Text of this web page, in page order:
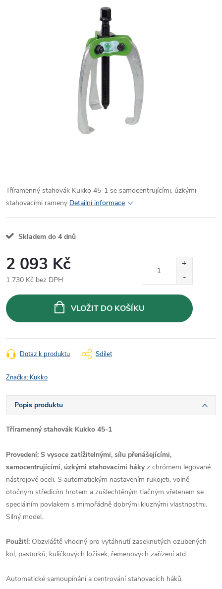
Tříramenný stahovák Kukko 45-1 se samocentrujícími, úzkými
stahovacími rameny Detailní informace
Skladem do 4 dnů
2 093 Kč
1 730 Kč bez DPH
cena:
VLOŽIT DO KOŠÍKU
Dotaz k produktu Sdílet
Značka: Kukko
Popis produktu
Tříramenný stahovák Kukko 45-1
Provedení: S vysoce zatížitelnými, sílu přenášejícími,
samocentrujícími, úzkými stahovacími hákyz chrómem legované
nástrojové oceli. S automatickým nastavením rukojeti, volně
otočným středicím hrotem a zušlechtěným tlačným vřetenem se
speciálním povlakem s mimořádně dobrými kluznými vlastnostmi.
Silný model.
Použití: Obzvláště vhodný pro vytáhnutí zaseknutých ozubených
kol, pastorků, kuličkových ložisek, řemenových zařízení atd..
Automatické samoupínání a centrování stahovacích háků.